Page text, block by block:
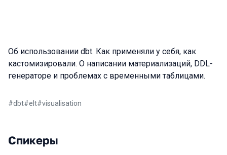
Об использовании dbt. Как применяли у себя, как
кастомизировали. О написании материализаций, DDL-
генераторе и проблемах с временными таблицами.
#dbt#elt#visualisation
Спикеры